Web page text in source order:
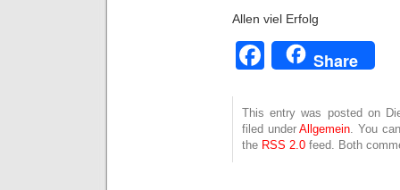
Allen viel Erfolg
Facebook
Share
This entry was posted on
filed underAllgemein. You
the RSS 2.0 feed. Both